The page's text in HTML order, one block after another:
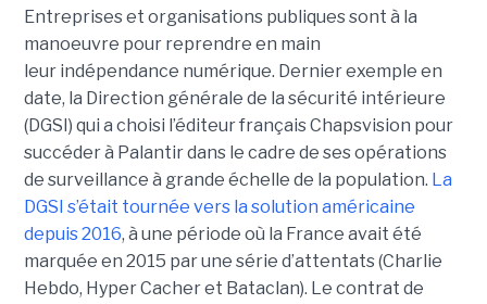
Entreprises et organisations publiques sont à la
manoeuvre pour reprendre en main
leur indépendance numérique. Dernier exemple en
date, la Direction générale de la sécurité intérieure
(DGSI) qui a choisi l’éditeur français Chapsvision pour
succéder à Palantir dans le cadre de ses opérations
de surveillance à grande échelle de la population. La
DGSI s’était tournée vers la solution américaine
depuis 2016, à une période où la France avait été
marquée en 2015 par une série d’attentats (Charlie
Hebdo, Hyper Cacher et Bataclan). Le contrat de